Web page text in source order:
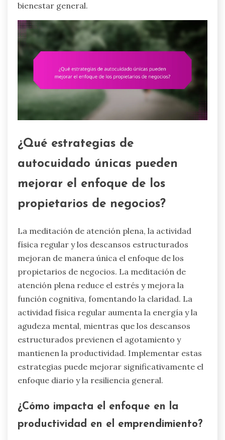
bienestar general.
¿Qué estrategias de
autocuidado únicas pueden
mejorar el enfoque de los
propietarios de negocios?
La meditación de atención plena, la actividad
física regular y los descansos estructurados
mejoran de manera única el enfoque de los
propietarios de negocios. La meditación de
atención plena reduce el estrés y mejora la
función cognitiva, fomentando la claridad. La
actividad física regular aumenta la energía y la
agudeza mental, mientras que los descansos
estructurados previenen el agotamiento y
mantienen la productividad. Implementar estas
estrategias puede mejorar significativamente el
enfoque diario y la resiliencia general.
¿Cómo impacta el enfoque en la
productividad en el emprendimiento?